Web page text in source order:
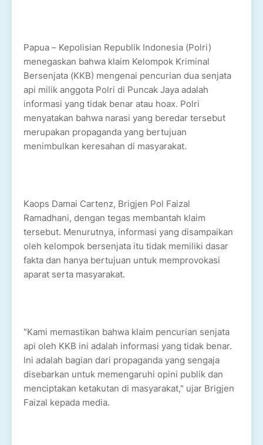
Papua – Kepolisian Republik Indonesia (Polri)
menegaskan bahwa klaim Kelompok Kriminal
Bersenjata (KKB) mengenai pencurian dua senjata
api milik anggota Polri di Puncak Jaya adalah
informasi yang tidak benar atau hoax. Polri
menyatakan bahwa narasi yang beredar tersebut
merupakan propaganda yang bertujuan
menimbulkan keresahan di masyarakat.
Kaops Damai Cartenz, Brigjen Pol Faizal
Ramadhani, dengan tegas membantah klaim
tersebut. Menurutnya, informasi yang disampaikan
oleh kelompok bersenjata itu tidak memiliki dasar
fakta dan hanya bertujuan untuk memprovokasi
aparat serta masyarakat.
"Kami memastikan bahwa klaim pencurian senjata
api oleh KKB ini adalah informasi yang tidak benar.
Ini adalah bagian dari propaganda yang sengaja
disebarkan untuk memengaruhi opini publik dan
menciptakan ketakutan di masyarakat," ujar Brigjen
Faizal kepada media.